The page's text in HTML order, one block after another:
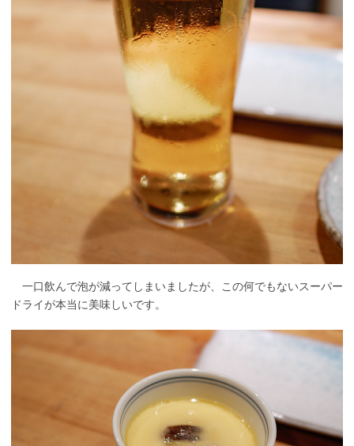
一口飲んで泡が減ってしまいましたが、この何でもないスーパー
ドライが本当に美味しいです。